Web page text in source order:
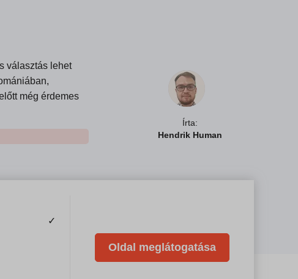
Írta:
Hendrik Human
választás lehet
még érdemes
✓
Oldal meglátogatása